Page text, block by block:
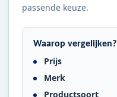
passende keuze.
Waarop vergelijken?
Prijs
Merk
Productsoort